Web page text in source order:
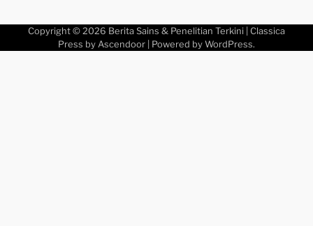
Copyright © 2026 Berita Sains & Penelitian Terkini | Classica
Press by Ascendoor | Powered by WordPress.